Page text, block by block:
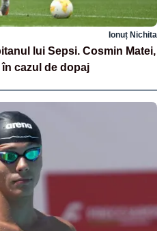
Ionuț Nichita
lui Sepsi. Cosmin Matei,
cazul de dopaj